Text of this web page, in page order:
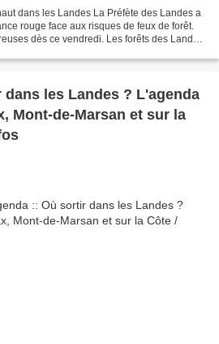
dans les Landes La Préfète des Landes a
rouge face aux risques de feux de forêt.
dès ce vendredi. Les forêts des Landes
les Landes ? L'agenda
Mont-de-Marsan et sur la